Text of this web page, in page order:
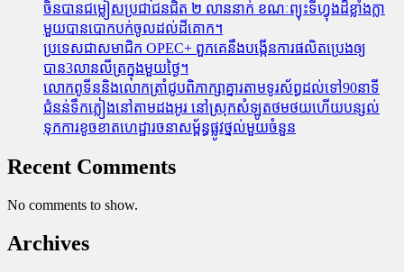
ចិនបានជម្លៀសប្រជាជនជិត ២ លាននាក់ ខណៈព្យុះទីហ្វុងដ៏ខ្លាំងក្លា
មួយបានបោកបក់ចូលដល់ដីគោក។
ប្រទេសជាសមាជិក OPEC+​ ពួកគេនឹងបង្កើនការផលិតប្រេងឲ្យ
បាន3លានលីត្រក្នុងមួយថ្ងៃ។
លោកពូទីននិងលោកត្រាំជូបពិភាក្សាគ្នារតាមទូរស័ព្ធដល់ទៅ90នាទី
ជំនន់​ទឹកភ្លៀង​នៅ​តាម​ដងអូរ​ នៅ​ស្រុក​សំឡូត​ថមថយ​ហើយ​បន្សល់​
ទុក​ការ​ខូចខាត​ហេដ្ឋារចនាសម្ព័ន្ធ​ផ្លូវថ្នល់​មួយ​ចំនួន
Recent Comments
No comments to show.
Archives